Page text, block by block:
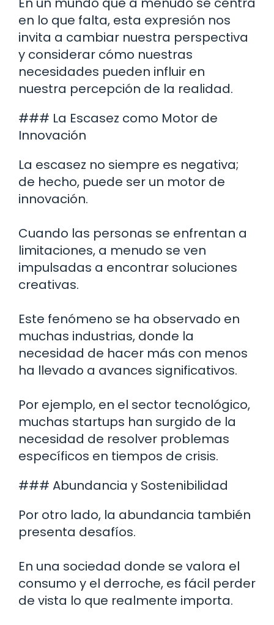
en lo que falta, esta expresión nos
invita a cambiar nuestra perspectiva
y considerar cómo nuestras
necesidades pueden influir en
nuestra percepción de la realidad.
### La Escasez como Motor de
Innovación
La escasez no siempre es negativa;
de hecho, puede ser un motor de
innovación.
Cuando las personas se enfrentan a
limitaciones, a menudo se ven
impulsadas a encontrar soluciones
creativas.
Este fenómeno se ha observado en
muchas industrias, donde la
necesidad de hacer más con menos
ha llevado a avances significativos.
Por ejemplo, en el sector tecnológico,
muchas startups han surgido de la
necesidad de resolver problemas
específicos en tiempos de crisis.
### Abundancia y Sostenibilidad
Por otro lado, la abundancia también
presenta desafíos.
En una sociedad donde se valora el
consumo y el derroche, es fácil perder
de vista lo que realmente importa.